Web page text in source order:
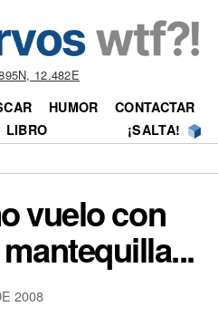
12.482E
HUMOR
CONTACTAR
LIBRO ¡SALTA!
vuelo con
2008